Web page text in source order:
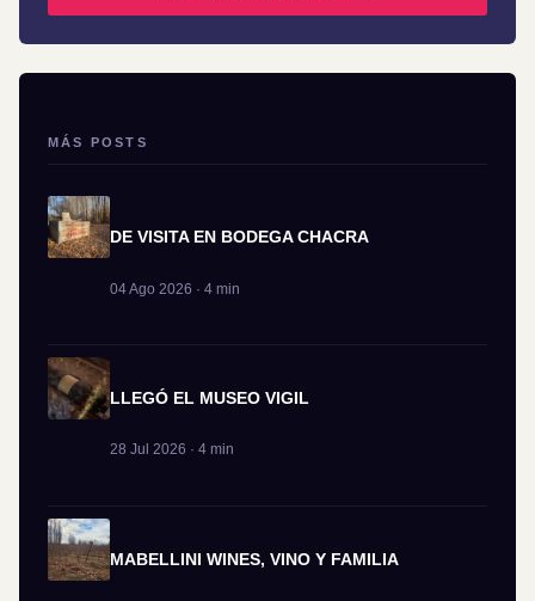
MÁS POSTS
DE VISITA EN BODEGA CHACRA
04 Ago 2026 · 4 min
LLEGÓ EL MUSEO VIGIL
28 Jul 2026 · 4 min
MABELLINI WINES, VINO Y FAMILIA